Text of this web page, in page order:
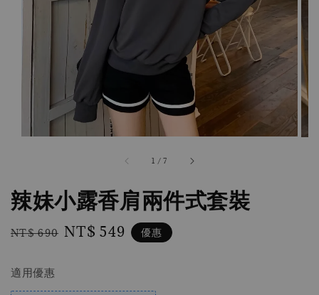
1 /7
辣妹小露香肩兩件式套裝
Regular
NT$ 690 Sale
NT$ 549 優惠
適用優惠